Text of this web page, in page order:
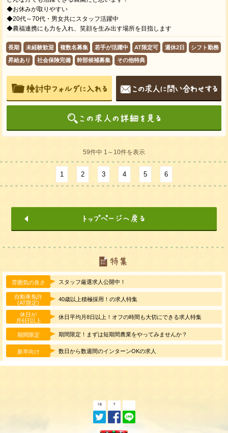
◆お休みが取りやすい
◆20代～70代・男女共にスタッフ活躍中
◆農福連携にも力を入れ、笑顔を生み出す場所を目指します
長期 未経験歓迎 複数名募集 若手が活躍中 AT限定可 週休2日 シフト勤務
昇給あり 社会保険完備 幹部候補募集 その他特典
59件中 1～10件を表示
1 2 3 4 5 6
雰囲気の良さ スタッフ厳選求人公開中！
自動車免許
(AT限定)
40歳以上積極採用！の求人特集
休日が
月6日以上
休日平均月8日以上！オフの時間も大切にできる求人特集
期間限定 期間限定！まずは短期間農業をやってみませんか？
新卒向け 数日から数週間のインターンOKの求人